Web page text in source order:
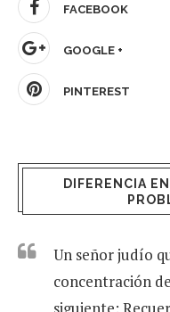
FACEBOOK
GOOGLE +
PINTEREST
DIFERENCIA
Un señor judío
concentración